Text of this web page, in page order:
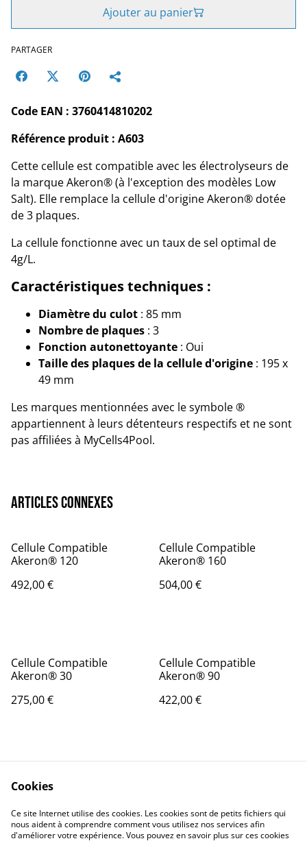
Ajouter au panier
PARTAGER
Code EAN : 3760414810202
Référence produit : A603
Cette cellule est compatible avec les électrolyseurs de
la marque Akeron® (à l'exception des modèles Low
Salt). Elle remplace la cellule d'origine Akeron® dotée
de 3 plaques.
La cellule fonctionne avec un taux de sel optimal de
4g/L.
Caractéristiques techniques :
Diamètre du culot : 85 mm
Nombre de plaques : 3
Fonction autonettoyante : Oui
Taille des plaques de la cellule d'origine : 195 x
49 mm
Les marques mentionnées avec le symbole ®
appartiennent à leurs détenteurs respectifs et ne sont
pas affiliées à MyCells4Pool.
Articles connexes
Cellule Compatible
Akeron® 120
492,00 €
Cellule Compatible
Akeron® 160
504,00 €
Cellule Compatible
Akeron® 30
275,00 €
Cellule Compatible
Akeron® 90
422,00 €
Contactez-nous
Conditions
Cookies
Ce site Internet utilise des cookies. Les cookies sont de petits fichiers qui
nous aident à comprendre comment vous utilisez nos services afin
d'améliorer votre expérience. Vous pouvez en savoir plus sur ces cookies